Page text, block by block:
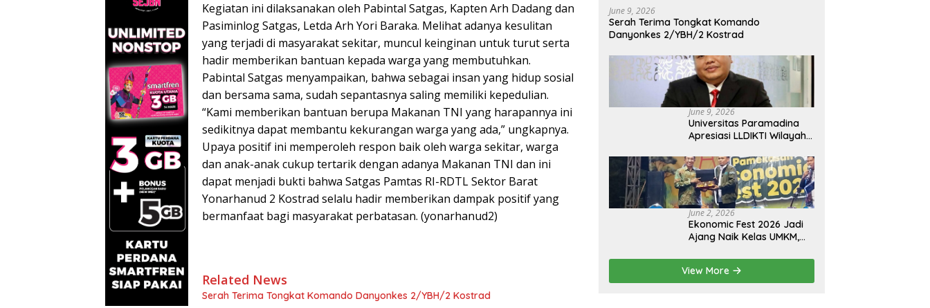
Kegiatan ini dilaksanakan oleh Pabintal Satgas, Kapten Arh Dadang dan
Pasiminlog Satgas, Letda Arh Yori Baraka. Melihat adanya kesulitan
yang terjadi di masyarakat sekitar, muncul keinginan untuk turut serta
hadir memberikan bantuan kepada warga yang membutuhkan.
Pabintal Satgas menyampaikan, bahwa sebagai insan yang hidup sosial
dan bersama sama, sudah sepantasnya saling memiliki kepedulian.
“Kami memberikan bantuan berupa Makanan TNI yang harapannya ini
sedikitnya dapat membantu kekurangan warga yang ada,” ungkapnya.
Upaya positif ini memperoleh respon baik oleh warga sekitar, warga
dan anak-anak cukup tertarik dengan adanya Makanan TNI dan ini
dapat menjadi bukti bahwa Satgas Pamtas RI-RDTL Sektor Barat
Yonarhanud 2 Kostrad selalu hadir memberikan dampak positif yang
bermanfaat bagi masyarakat perbatasan. (yonarhanud2)
Related News
Serah Terima Tongkat Komando Danyonkes 2/YBH/2 Kostrad
June 9, 2026
Serah Terima Tongkat Komando
Danyonkes 2/YBH/2 Kostrad
June 9, 2026
Universitas Paramadina
Apresiasi LLDIKTI Wilayah
Eksistensi Perguruan
Tinggi Swasta
June 2, 2026
Ekonomic Fest 2026 Jadi
Ajang Naik Kelas UMKM,
Kolaborasi Ekspor hingga
Pendampingan Usaha
View More